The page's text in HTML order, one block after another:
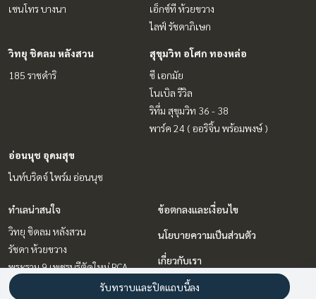
เซนโทร บางนา
เอ็กซ์ที ห้วยขวาง
ไลฟ์ รัชดาภิเษก
วิทยุ ชิดลม หลังสวน
185 ราชดำริ
สุขุมวิท อโศก ทองหล่อ
ซี เอกมัย
โนเบิล รีวิล
ริทึ่ม สุขุมวิท 36 - 38
พาร์ค 24 ( ออริจิ้น พร้อมพงษ์ )
อ่อนนุช อุดมสุข
ไนท์บริดจ์ ไพร์ม อ่อนนุช
ทำเลน่าสนใจ
วิทยุ ชิดลม หลังสวน
รัชดา ห้วยขวาง
พระราม 9 เพชรบุรีตัดใหม่ RCA
ลาดพร้าว เซ็นทรัลลาดพร้าว
ข้อตกลงและเงื่อนไข
นโยบายความเป็นส่วนตัว
เกี่ยวกับเรา
วิธีการฝากขาย-เช่า
รับทราบและปิดแถบนี้ลง